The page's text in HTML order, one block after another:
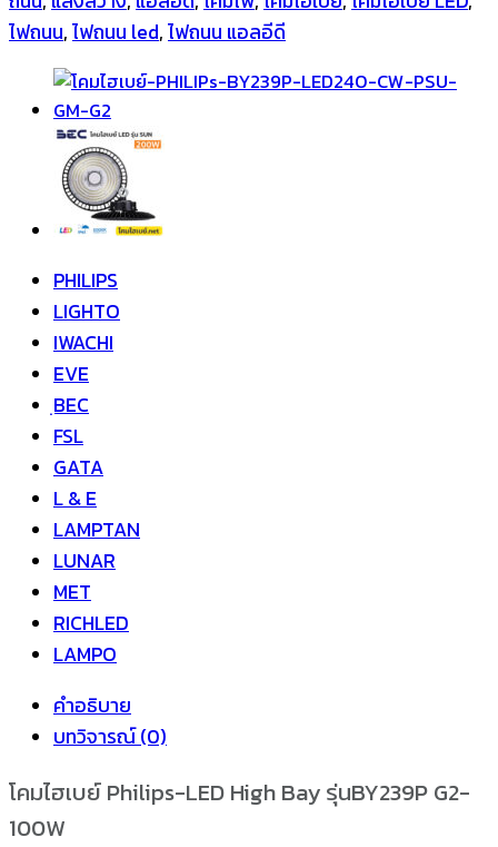
ไฟถนน,ไฟถนน led,ไฟถนน แอลอีดี
PHILIPS
LIGHTO
IWACHI
EVE
ฺBEC
FSL
GATA
L & E
LAMPTAN
LUNAR
MET
RICHLED
LAMPO
คำอธิบาย
บทวิจารณ์ (0)
โคมไฮเบย์ Philips-LED High Bay รุ่นBY239P G2-
100W